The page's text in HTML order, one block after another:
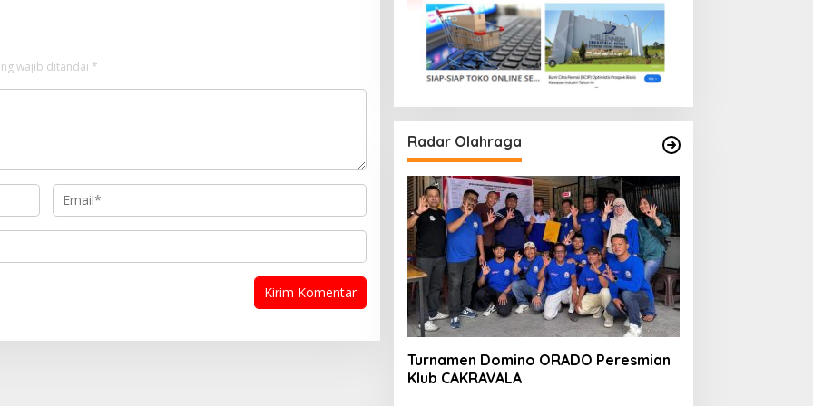
wajib ditandai *
Radar Olahraga
Turnamen Domino ORADO Peresmian
Klub CAKRAVALA